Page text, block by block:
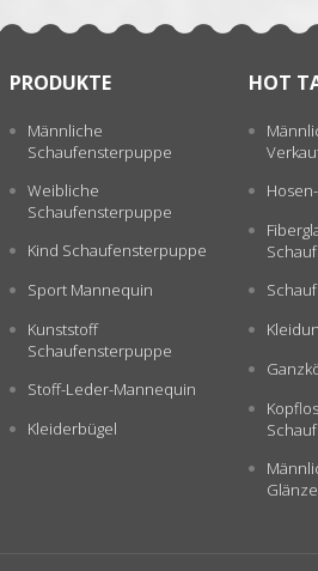
PRODUKTE
Männliche
Schaufensterpuppe
Weibliche
Schaufensterpuppe
Kind Schaufensterpuppe
Sport Mannequin
Kunststoff
Schaufensterpuppe
Stoff-Leder-Mannequin
Kleiderbügel
HOT